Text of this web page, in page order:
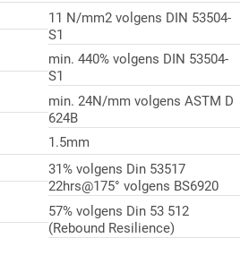
11 N/mm2 volgens DIN 53504-
S1
min. 440% volgens DIN 53504-
S1
min. 24N/mm volgens ASTM D
624B
1.5mm
31% volgens Din 53517
22hrs@175° volgens BS6920
57% volgens Din 53 512
(Rebound Resilience)